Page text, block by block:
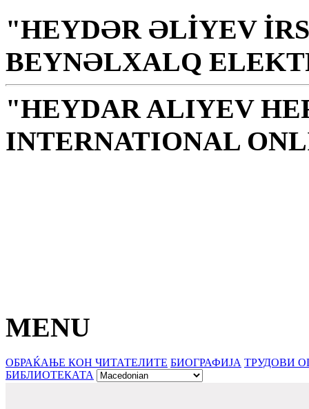
"HEYDƏR ƏLİYEV
BEYNƏLXALQ
"HEYDAR ALIYEV
INTERNATIONAL
MENU
ОБРАЌАЊЕ КОН ЧИТАТЕЛИТЕ БИОГРАФИЈА ТРУДОВИ
БИБЛИОТЕКАТА